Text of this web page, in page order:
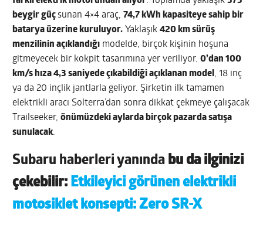
beygir güç sunan 4×4 araç,74,7 kWh kapasiteye sahip bir
batarya üzerine kuruluyor. Yaklaşık420 km sürüş
menzilinin açıklandığı modelde, birçok kişinin hoşuna
gitmeyecek bir kokpit tasarımına yer veriliyor.0’dan 100
km/s hıza 4,3 saniyede çıkabildiği açıklanan model, 18 inç
ya da 20 inçlik jantlarla geliyor. Şirketin ilk tamamen
elektrikli aracı Solterra’dan sonra dikkat çekmeye çalışacak
Trailseeker,önümüzdeki aylarda birçok pazarda satışa
sunulacak.
Subaru haberleri yanında bu da ilginizi
çekebilir: Etkileyici görünen elektrikli
motosiklet konsepti: Zero SR-X